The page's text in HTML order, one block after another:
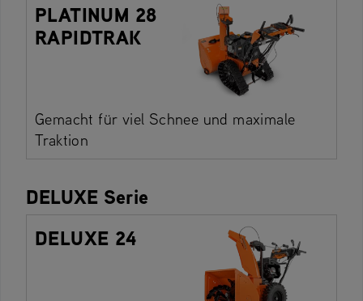
PLATINUM 28
RAPIDTRAK
Gemacht für viel Schnee und maximale
Traktion
DELUXE Serie
DELUXE 24